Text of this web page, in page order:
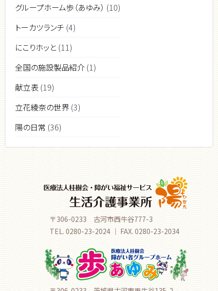
グループホーム歩（あゆみ） (10)
トーカツランチ (4)
にこりホッと (11)
全国の施設製品紹介 (1)
献立表 (19)
立花綾奈の世界 (3)
陽の日常 (36)
〒306-0233 古河市西牛谷777-3
TEL. 0280-23-2024 ｜ FAX. 0280-23-2034